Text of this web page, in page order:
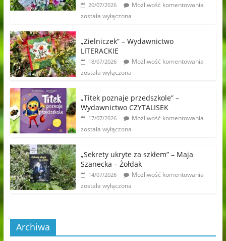
20/07/2026
Możliwość komentowania
została wyłączona
„Zielniczek” – Wydawnictwo
LITERACKIE
18/07/2026
Możliwość komentowania
została wyłączona
„Titek poznaje przedszkole” –
Wydawnictwo CZYTALISEK
17/07/2026
Możliwość komentowania
została wyłączona
„Sekrety ukryte za szkłem” – Maja
Szanecka – Żołdak
14/07/2026
Możliwość komentowania
została wyłączona
Archiwa